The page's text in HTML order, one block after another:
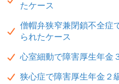
たケース
僧帽弁狭窄兼閉鎖不全症
られたケース
心室細動で障害厚生年金
狭心症で障害厚生年金２